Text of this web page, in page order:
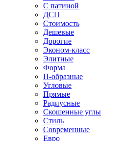
С патиной
ДСП
Стоимость
Дешевые
Дорогие
Эконом-класс
Элитные
Форма
П-образные
Угловые
Прямые
Радиусные
Скошенные углы
Стиль
Современные
Евро